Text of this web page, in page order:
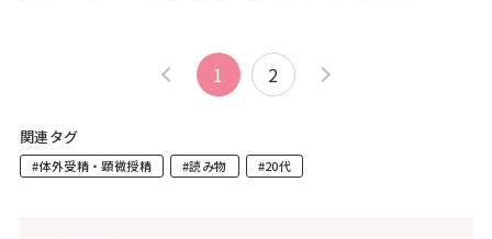
1 2
関連タグ
#体外受精・顕微授精 #読み物 #20代